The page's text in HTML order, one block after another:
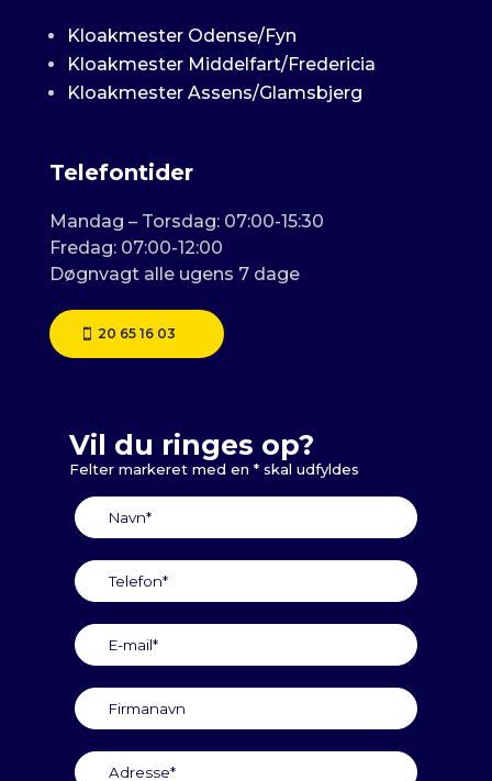
Kloakmester Odense/Fyn
Kloakmester Middelfart/Fredericia
Kloakmester Assens/Glamsbjerg
Telefontider
Mandag – Torsdag: 07:00-15:30
Fredag: 07:00-12:00
Døgnvagt alle ugens 7 dage
20 65 16 03
Vil du ringes op?
Felter markeret med en * skal udfyldes